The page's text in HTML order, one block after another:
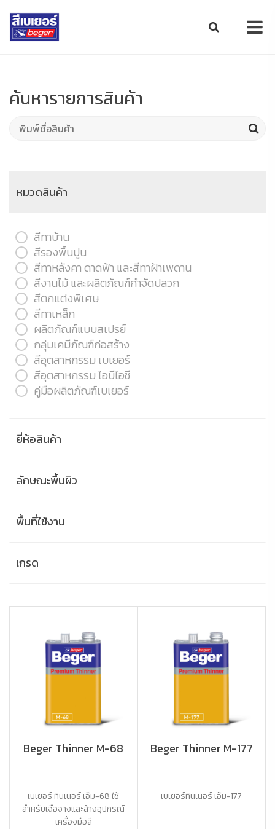
ค้นหารายการสินค้า
หมวดสินค้า
สีทาบ้าน
สีรองพื้นปูน
สีทาหลังคา ดาดฟ้า และสีทาฝ้าเพดาน
สีงานไม้ และผลิตภัณฑ์กำจัดปลวก
สีตกแต่งพิเศษ
สีทาเหล็ก
ผลิตภัณฑ์แบบสเปรย์
กลุ่มเคมีภัณฑ์ก่อสร้าง
สีอุตสาหกรรม เบเยอร์
สีอุตสาหกรรม ไอบีไอซี
คู่มือผลิตภัณฑ์เบเยอร์
ยี่ห้อสินค้า
ลักษณะพื้นผิว
พื้นที่ใช้งาน
เกรด
Beger Thinner M-68
เบเยอร์ ทินเนอร์ เอ็ม-68 ใช้
สำหรับเจือจางและล้างอุปกรณ์
เครื่องมือสี
Beger Thinner M-177
เบเยอร์ทินเนอร์ เอ็ม-177